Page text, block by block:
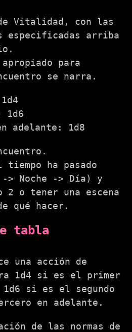
Vitalidad, con las
especificadas arriba
para
se narra.
1d6
adelante: 1d8
ha pasado
-> Noche -> Día) y
2 o tener una escena
qué hacer.
tabla
una acción de
1d4 si es el primer
si es el segundo
en adelante.
de las normas de